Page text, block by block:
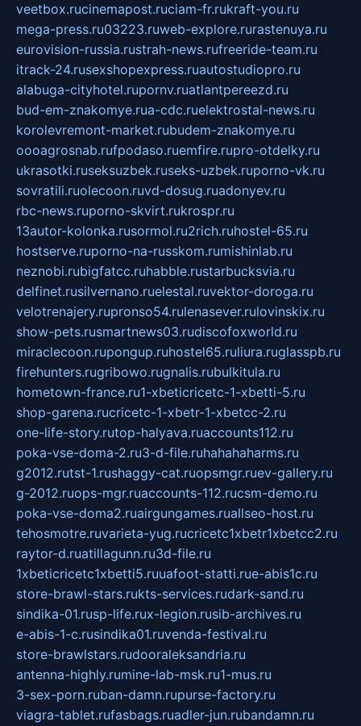
veetbox.rucinemapost.ruciam-fr.rukraft-you.ru
mega-press.ru03223.ruweb-explore.rurastenuya.ru
eurovision-russia.rustrah-news.rufreeride-team.ru
itrack-24.rusexshopexpress.ruautostudiopro.ru
alabuga-cityhotel.rupornv.ruatlantpereezd.ru
bud-em-znakomye.rua-cdc.ruelektrostal-news.ru
korolevremont-market.rubudem-znakomye.ru
oooagrosnab.rufpodaso.ruemfire.rupro-otdelky.ru
ukrasotki.ruseksuzbek.ruseks-uzbek.ruporno-vk.ru
sovratili.ruolecoon.ruvd-dosug.ruadonyev.ru
rbc-news.ruporno-skvirt.rukrospr.ru
13autor-kolonka.rusormol.ru2rich.ruhostel-65.ru
hostserve.ruporno-na-russkom.rumishinlab.ru
neznobi.rubigfatcc.ruhabble.rustarbucksvia.ru
delfinet.rusilvernano.ruelestal.ruvektor-doroga.ru
velotrenajery.rupronso54.rulenasever.rulovinskix.ru
show-pets.rusmartnews03.rudiscofoxworld.ru
miraclecoon.rupongup.ruhostel65.ruliura.ruglasspb.ru
firehunters.rugribowo.rugnalis.rubulkitula.ru
hometown-france.ru1-xbeticricetc-1-xbetti-5.ru
shop-garena.rucricetc-1-xbetr-1-xbetcc-2.ru
one-life-story.rutop-halyava.ruaccounts112.ru
poka-vse-doma-2.ru3-d-file.ruhahahaharms.ru
g2012.rutst-1.rushaggy-cat.ruopsmgr.ruev-gallery.ru
g-2012.ruops-mgr.ruaccounts-112.rucsm-demo.ru
poka-vse-doma2.ruairgungames.ruallseo-host.ru
tehosmotre.ruvarieta-yug.rucricetc1xbetr1xbetcc2.ru
raytor-d.ruatillagunn.ru3d-file.ru
1xbeticricetc1xbetti5.ruuafoot-statti.rue-abis1c.ru
store-brawl-stars.rukts-services.rudark-sand.ru
sindika-01.rusp-life.rux-legion.rusib-archives.ru
e-abis-1-c.rusindika01.ruvenda-festival.ru
store-brawlstars.rudooraleksandria.ru
antenna-highly.rumine-lab-msk.ru1-mus.ru
3-sex-porn.ruban-damn.rupurse-factory.ru
viagra-tablet.rufasbags.ruadler-jun.rubandamn.ru